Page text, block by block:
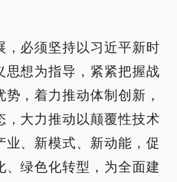
，必须坚持以习近平新时
思想为指导，紧紧把握战
，着力推动体制创新，
，大力推动以颠覆性技术
业、新模式、新动能，促
、绿色化转型，为全面建